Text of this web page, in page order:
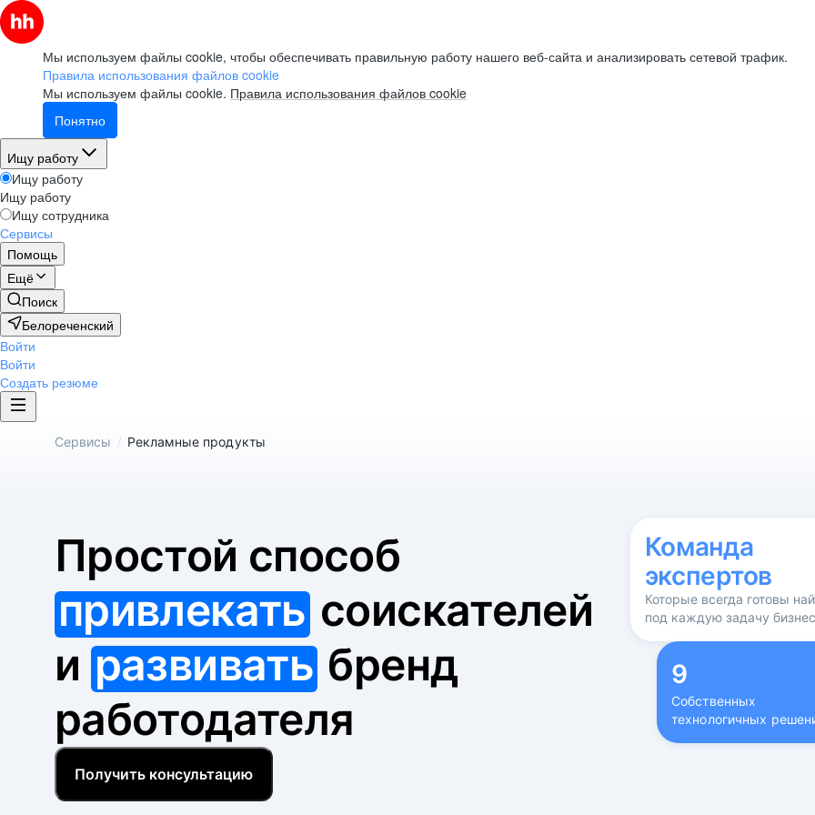
Мы используем файлы cookie, чтобы обеспечивать правильную работу нашего веб-сайта и анализировать сетевой трафик.
Правила использования файлов cookie
Мы используем файлы cookie. Правила использования файлов cookie
Понятно
Ищу работу
Ищу работу
Ищу работу
Ищу сотрудника
Сервисы
Помощь
Ещё
Поиск
Белореченский
Войти
Войти
Создать резюме
Сервисы / Рекламные продукты
Простой способ
привлекатьсоискателей
и развивать бренд
работодателя
Получить консультацию
Команда
экспертов
Которые всегда готовы
под каждую задачу
9
Собственных
технологичных